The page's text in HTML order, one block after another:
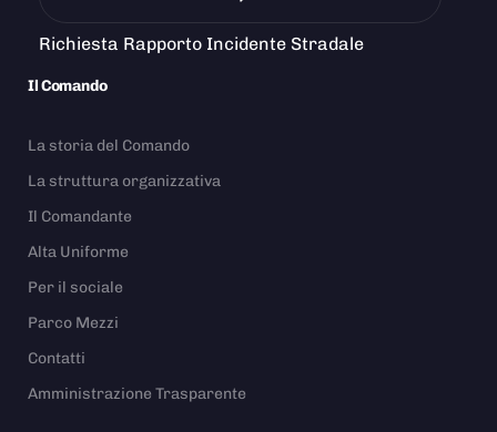
Richiesta Rapporto Incidente Stradale
Il Comando
La storia del Comando
La struttura organizzativa
Il Comandante
Alta Uniforme
Per il sociale
Parco Mezzi
Contatti
Amministrazione Trasparente